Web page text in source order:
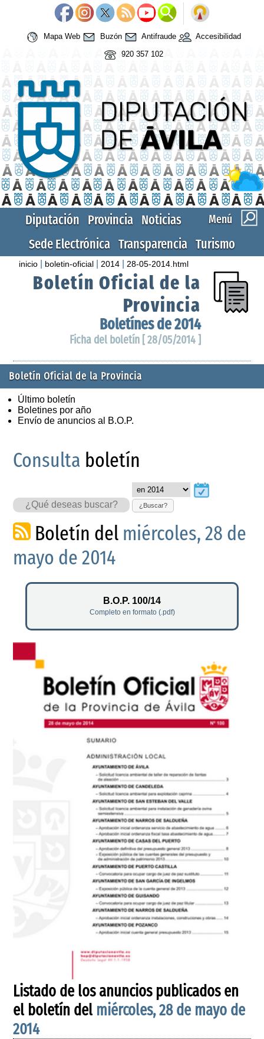
Mapa Web Buzón Antifraude
Accesibilidad
920 357 102
Menú
Diputación Provincia Noticias
Sede Electrónica Transparencia Turismo
inicio boletin-oficial 2014 28-05-2014.html
Boletín Oficial de la
Provincia
Boletínes de 2014
Ficha del boletín [ 28/05/2014 ]
Boletín Oficial de la Provincia
Último boletín
Boletines por año
Envío de anuncios al B.O.P.
Consulta boletín
¿Buscar?
Boletín del miércoles, 28 de
mayo de 2014
B.O.P. 100/14
Completo en formato (.pdf)
Listado de los anuncios publicados en
el boletín del miércoles, 28 de mayo de
2014